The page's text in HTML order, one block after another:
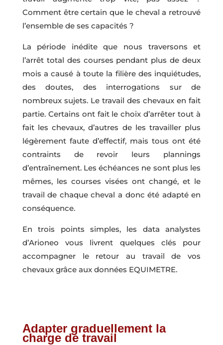
Comment être certain que le cheval a retrouvé
l’ensemble de ses capacités ?
La période inédite que nous traversons et
l’arrêt total des courses pendant plus de deux
mois a causé à toute la filière des inquiétudes,
des doutes, des interrogations sur de
nombreux sujets. Le travail des chevaux en fait
partie. Certains ont fait le choix d’arrêter tout à
fait les chevaux, d’autres de les travailler plus
légèrement faute d’effectif, mais tous ont été
contraints de revoir leurs plannings
d’entraînement. Les échéances ne sont plus les
mêmes, les courses visées ont changé, et le
travail de chaque cheval a donc été adapté en
conséquence.
En trois points simples, les data analystes
d’Arioneo vous livrent quelques clés pour
accompagner le retour au travail de vos
chevaux grâce aux données EQUIMETRE.
Adapter graduellement la
charge de travail